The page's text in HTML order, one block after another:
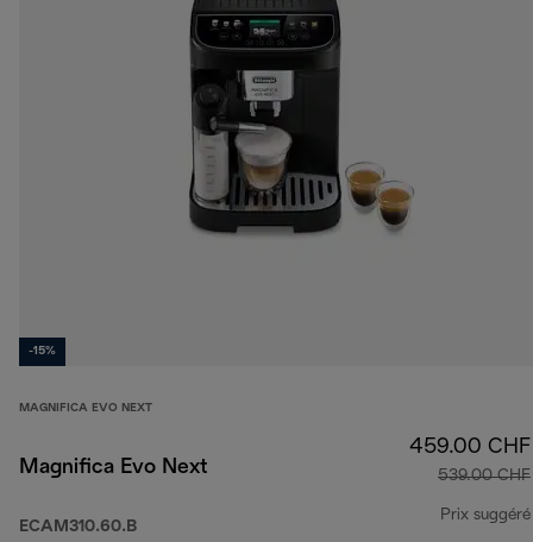
-15%
MAGNIFICA EVO NEXT
Magnifica Evo Next
ECAM310.60.B
459.00 CHF
539.00 CHF
Prix suggéré